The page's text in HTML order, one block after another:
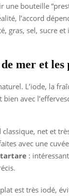
une bouteille
l’accord
gras, sel, sucre et
mer et les
L’iode, la
bien avec
classique, net et
avec une
tartare :
est très iodé,